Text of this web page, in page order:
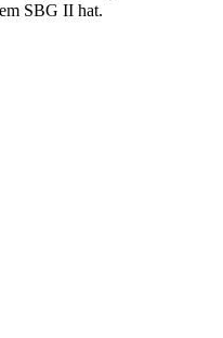
SBG II hat.